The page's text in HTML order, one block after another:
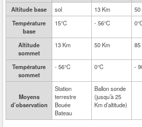
Altitude base sol 13 Km 50
Température
base
15°C - 56°C
Altitude
sommet
13 Km 50 Km 85
Température
sommet
- 56°C 0°C -
Moyens
d’observation
Station
terrestre
Bouée
Bateau
Ballon sonde
(jusqu’à 25
Km d’altitude)